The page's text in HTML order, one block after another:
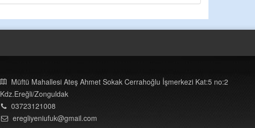
Müftü Mahallesi Ateş Ahmet Sokak Cerrahoğlu İşmerkezi Kat:5 no:2
Kdz.Ereğli/Zonguldak
03723121008
eregliyeniufuk@gmail.com